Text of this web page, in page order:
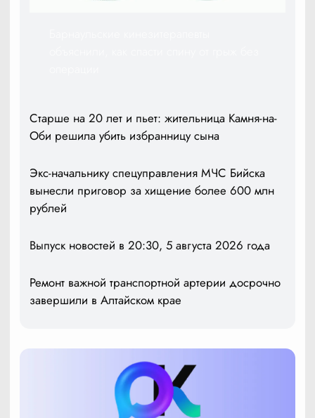
Старше на 20 лет и пьет: жительница Камня-на-
Оби решила убить избранницу сына
Экс-начальнику спецуправления МЧС Бийска
вынесли приговор за хищение более 600 млн
рублей
Выпуск новостей в 20:30, 5 августа 2026 года
Ремонт важной транспортной артерии досрочно
завершили в Алтайском крае